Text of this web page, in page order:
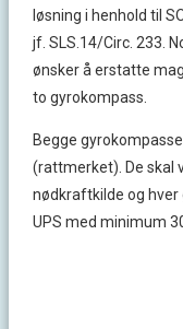
løsning i henhold til
jf. SLS.14/Circ. 233.
ønsker å erstatte
to gyrokompass.
Begge
(rattmerket). De skal
nødkraftkilde og hver
UPS med minimum